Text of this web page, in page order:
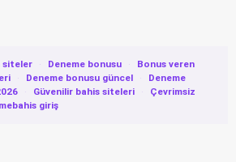
siteler · Deneme bonusu ·
Bonus veren
· Deneme bonusu güncel ·
Deneme
· Güvenilir bahis siteleri ·
Çevrimsiz
giriş